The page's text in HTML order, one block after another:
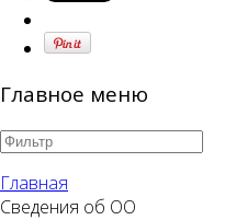
Главное меню
Главная
Сведения об ОО